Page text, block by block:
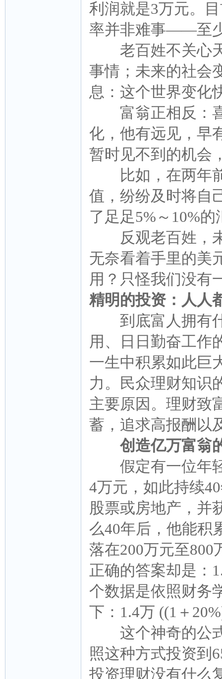
利润就是3万元。
率并非难事——至
老百姓不关心天
事情；未来的社会
息：这个世界变化
富翁正相反：喜
化，他有远见，早
暂时见不到的机会
比如，在两年前
值，纷纷及时将自
了足足5%～10%的
反观老百姓，未
无奈看着手里的
用？只怪我们没有
精明的投资：人人
到底富人拥有什
用、日日勤奋工作
一生中积累如此巨
力。民众理财知识
主要原因。理财致
蓄，追求高报酬以
创造亿万富翁
假定有一位年轻
4万元，如此持续
股票或房地产，并
么40年后，他能积
落在200万元至800
正确的答案却是：
个数据是依照财务
下：1.4万 ((1＋
这个神奇的公式
照这种方式投资到
投资理财没有什么